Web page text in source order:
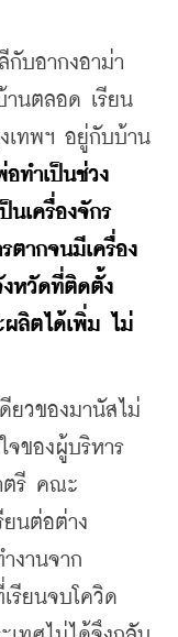
บอากงอาม่า
นตลอด เรียน
เทพฯ อยู่กับบ้าน
ทำเป็นช่วง
นเครื่องจักร
ตากจนมีเครื่อง
งหวัดที่ติดตั้ง
ผลิตได้เพิ่ม ไม่
วของมานัสไม่
จของผู้บริหาร
ตรี คณะ
ยนต่อต่าง
งานจาก
รียนจบโควิด